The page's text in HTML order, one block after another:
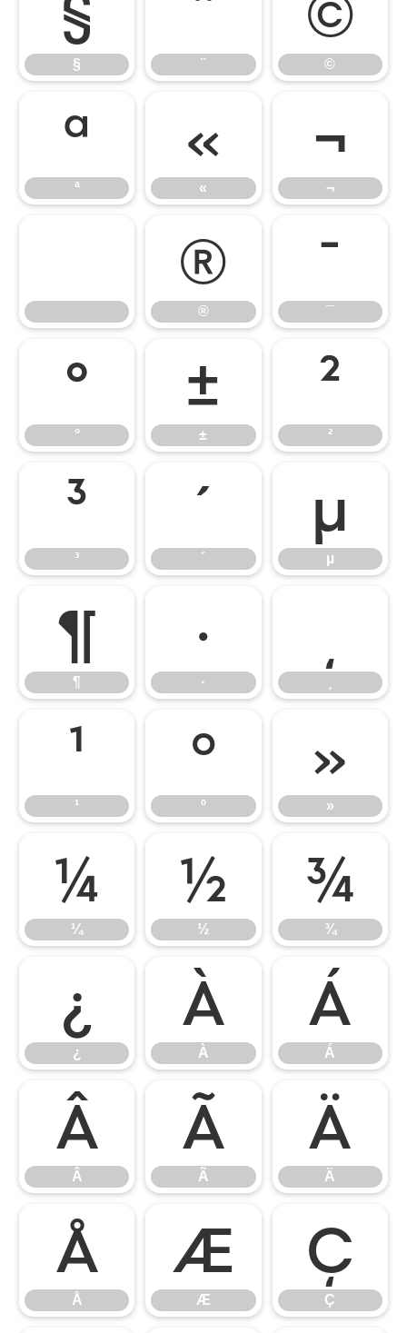
§ ¨ ©
ª
ª
«
«
¬
¬
®
®
¯
¯
°
°
±
±
²
²
³
³
´
´
µ
µ
¶
¶
·
·
¹
¹
º
º
»
»
¼
¼
½
½
¾
¾
¿
¿
À
À
Á
Á
Â
Â
Ã
Ã
Ä
Ä
Å
Å
Æ
Æ
Ç
Ç